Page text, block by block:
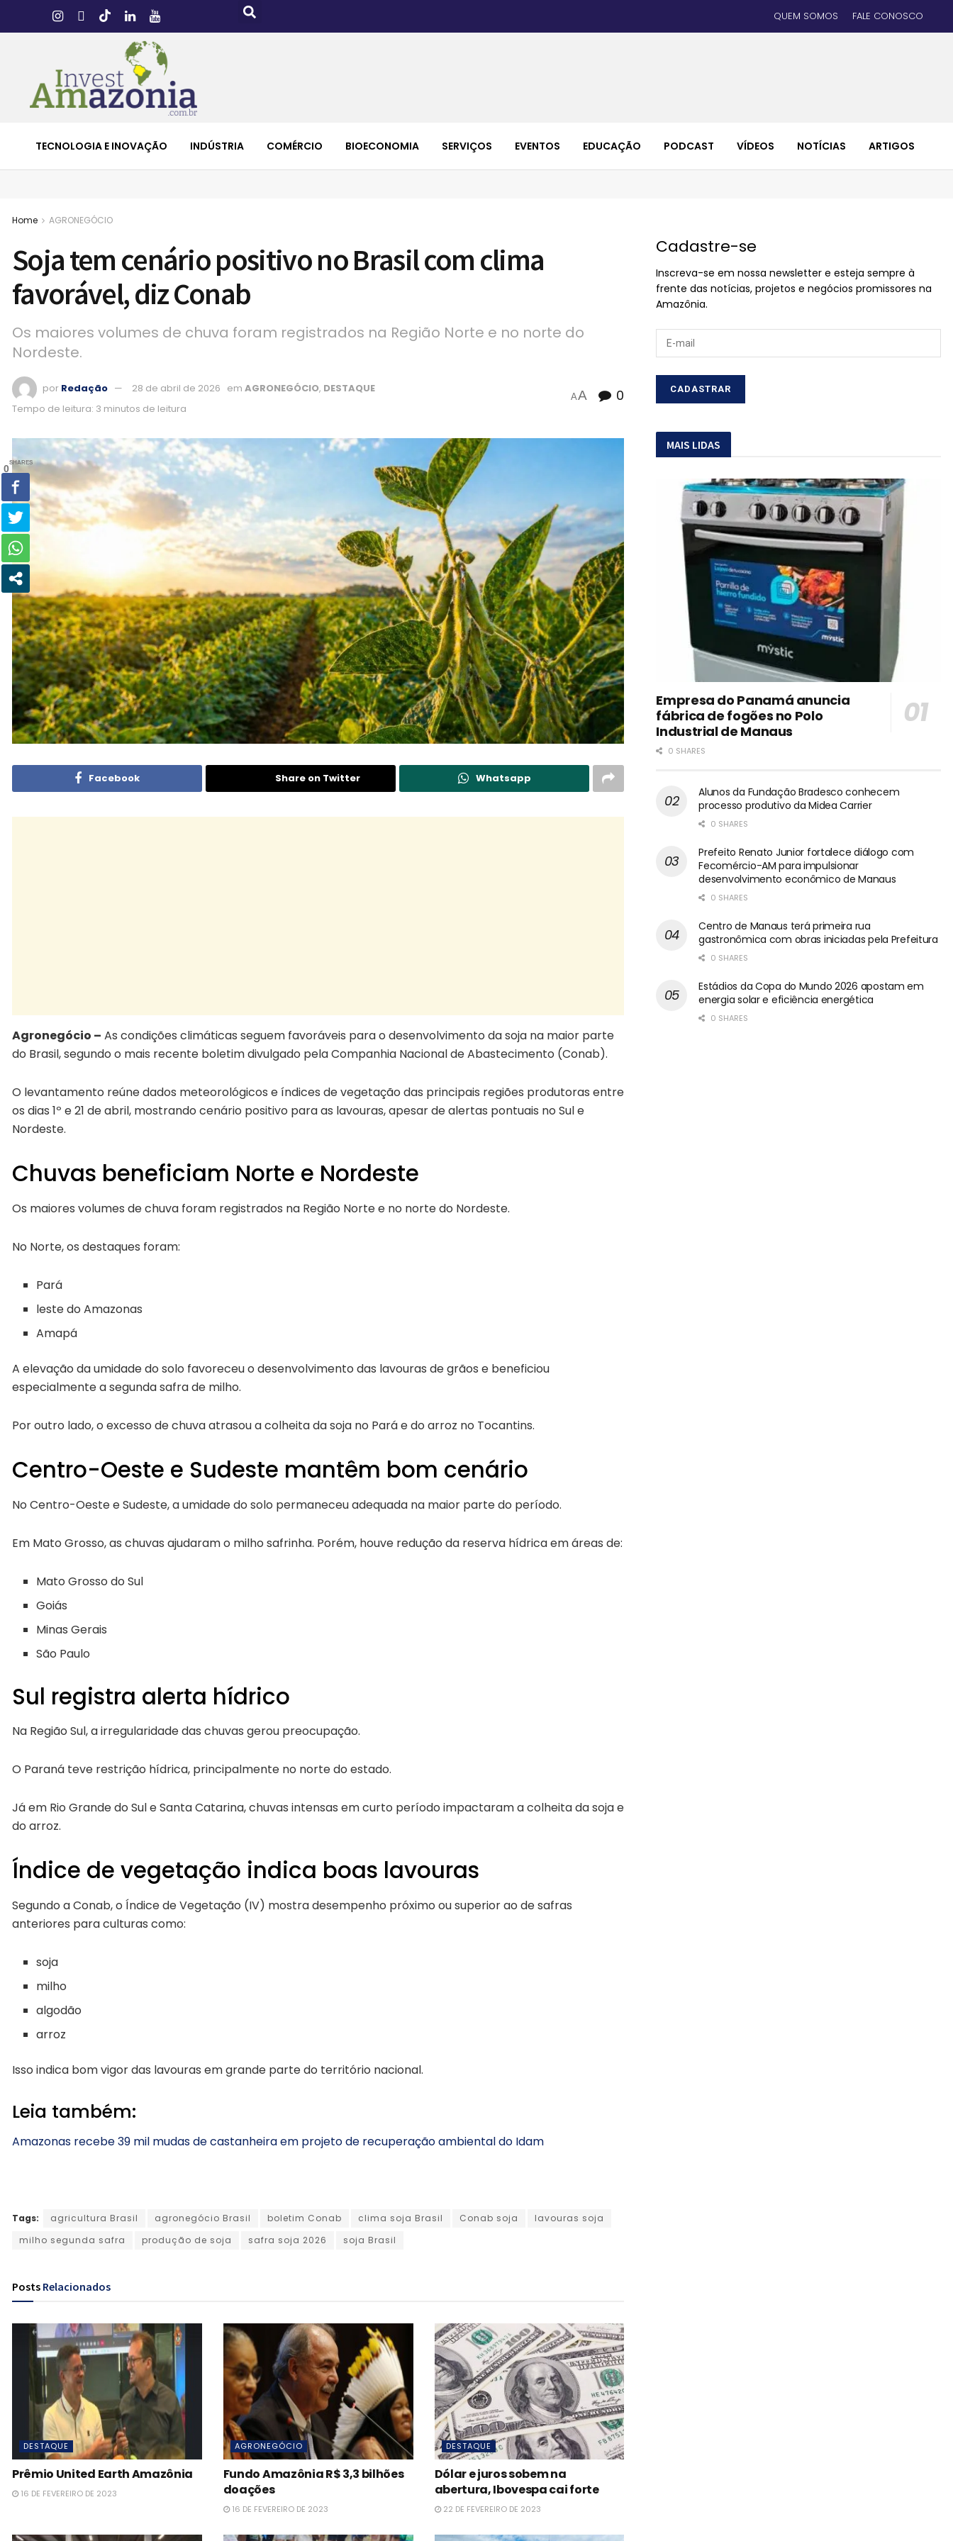
QUEM SOMOS FALE CONOSCO
TECNOLOGIA E INOVAÇÃO INDÚSTRIA COMÉRCIO BIOECONOMIA SERVIÇOS EVENTOS EDUCAÇÃO PODCAST VÍDEOS NOTÍCIAS ARTIGOS
Home AGRONEGÓCIO
Soja tem cenário positivo no Brasil com clima
favorável, diz Conab
Os maiores volumes de chuva foram registrados na Região Norte e no norte do
Nordeste.
por Redação 28 de abril de 2026 em AGRONEGÓCIO, DESTAQUE
Tempo de leitura: 3 minutos de leitura
AA 0
Facebook Share on Twitter Whatsapp
Agronegócio – As condições climáticas seguem favoráveis para o desenvolvimento da soja na maior parte
do Brasil, segundo o mais recente boletim divulgado pelaCompanhia Nacional de Abastecimento (Conab).
O levantamento reúne dados meteorológicos e índices de vegetação das principais regiões produtoras entre
os dias 1º e 21 de abril, mostrando cenário positivo para as lavouras, apesar de alertas pontuais no Sul e
Nordeste.
Chuvas beneficiam Norte e Nordeste
Os maiores volumes de chuva foram registrados na Região Nortee no norte do Nordeste.
No Norte, os destaques foram:
Pará
leste doAmazonas
Amapá
A elevação da umidade do solo favoreceu o desenvolvimento das lavouras de grãos e beneficiou
especialmente a segunda safra de milho.
Por outro lado, o excesso de chuva atrasou a colheita da soja no Pará e do arroz no Tocantins.
Centro-Oeste e Sudeste mantêm bom cenário
No Centro-OesteeSudeste, a umidade do solo permaneceu adequada na maior parte do período.
Em Mato Grosso, as chuvas ajudaram o milho safrinha. Porém, houve redução da reserva hídrica em áreas de:
Mato Grosso do Sul
Goiás
Minas Gerais
São Paulo
Sul registra alerta hídrico
Na Região Sul, a irregularidade das chuvas gerou preocupação.
O Paraná teve restrição hídrica, principalmente no norte do estado.
Já em Rio Grande do SuleSanta Catarina, chuvas intensas em curto período impactaram a colheita da soja e
do arroz.
Índice de vegetação indica boas lavouras
Segundo a Conab, o Índice de Vegetação (IV) mostra desempenho próximo ou superior ao de safras
anteriores para culturas como:
soja
milho
algodão
arroz
Isso indica bom vigor das lavouras em grande parte do território nacional.
Leia também:
Amazonas recebe 39 mil mudas de castanheira em projeto de recuperação ambiental do Idam
Tags: agricultura Brasil agronegócio Brasil boletim Conab clima soja Brasil Conab soja
lavouras soja
milho segunda safra
produção de soja safra soja 2026 soja Brasil
Posts Relacionados
DESTAQUE
Prêmio United Earth Amazônia
16 DE FEVEREIRO DE 2023
AGRONEGÓCIO
Fundo Amazônia R$ 3,3 bilhões
doações
16 DE FEVEREIRO DE 2023
DESTAQUE
Dólar e juros sobem na
abertura, Ibovespa cai forte
22 DE FEVEREIRO DE 2023
Cadastre-se
Inscreva-se em nossa newsletter e esteja sempre à
frente das notícias, projetos e negócios promissores na
Amazônia.
MAIS LIDAS
Empresa do Panamá anuncia
fábrica de fogões no Polo
Industrial de Manaus
0 SHARES
Alunos da Fundação Bradesco conhecem
processo produtivo da Midea Carrier
0 SHARES
Prefeito Renato Junior fortalece diálogo com
Fecomércio-AM para impulsionar
desenvolvimento econômico de Manaus
0 SHARES
Centro de Manaus terá primeira rua
gastronômica com obras iniciadas pela Prefeitura
0 SHARES
Estádios da Copa do Mundo 2026 apostam em
energia solar e eficiência energética
0 SHARES
0
SHARES